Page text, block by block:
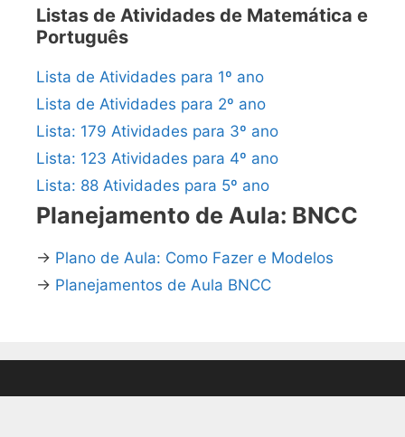
Listas de Atividades de Matemática e
Português
Lista de Atividades para 1º ano
Lista de Atividades para 2º ano
Lista: 179 Atividades para 3º ano
Lista: 123 Atividades para 4º ano
Lista: 88 Atividades para 5º ano
Planejamento de Aula: BNCC
→ Plano de Aula: Como Fazer e Modelos
→ Planejamentos de Aula BNCC